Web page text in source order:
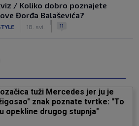
/ Koliko dobro poznajete
Đorđa Balaševića?
18. svi. 11
tuži Mercedes jer ju je
znak poznate tvrtke: "To
opekline drugog stupnja"